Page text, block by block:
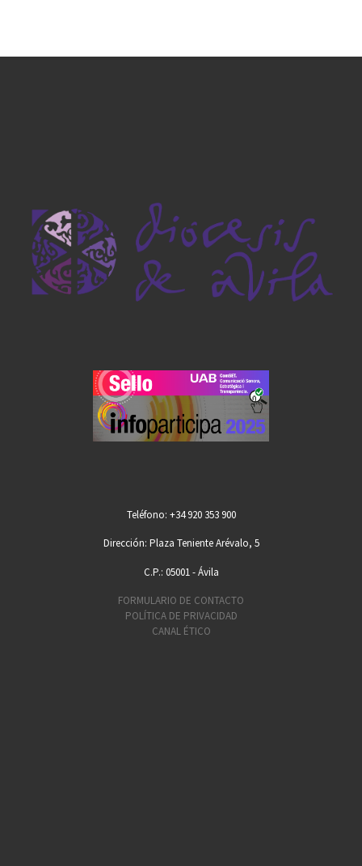
Teléfono: +34 920 353 900
Dirección: Plaza Teniente Arévalo, 5
C.P.: 05001 - Ávila
FORMULARIO DE CONTACTO
POLÍTICA DE PRIVACIDAD
CANAL ÉTICO